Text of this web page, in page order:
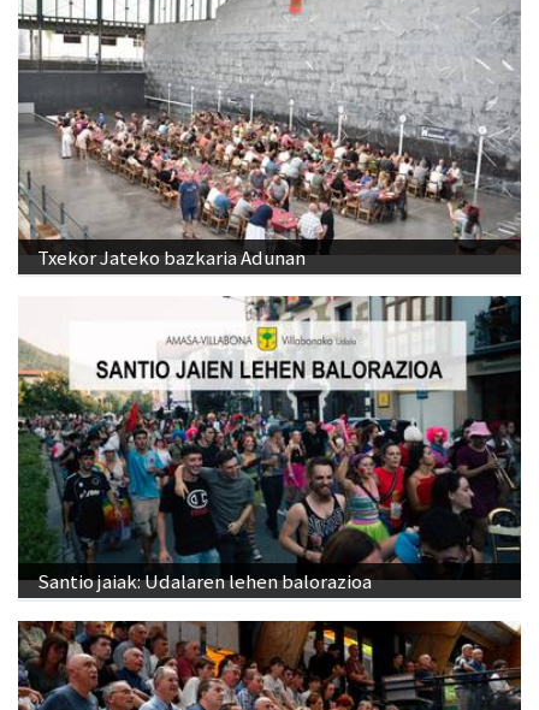
Txekor Jateko bazkaria Adunan
Santio jaiak: Udalaren lehen balorazioa